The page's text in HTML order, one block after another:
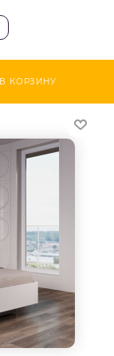
В КОРЗИНУ